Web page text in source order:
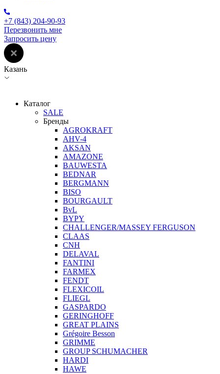
+7 (843) 204-90-93
Перезвонить мне
Запросить цену
Казань
Каталог
SALE
Бренды
AGROKRAFT
AHV-4
AKSAN
AMAZONE
BAUWESTA
BEDNAR
BERGMANN
BISO
BOURGAULT
BvL
BYPY
CHALLENGER/MASSEY FERGUSON
CLAAS
CNH
DELAVAL
FANTINI
FARMEX
FENDT
FLEXICOIL
FLIEGL
GASPARDO
GERINGHOFF
GREAT PLAINS
Grégoire Besson
GRIMME
GROUP SCHUMACHER
HARDI
HAWE